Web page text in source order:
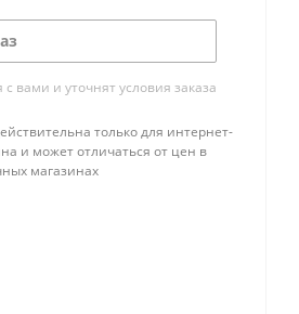
вами и уточнят условия заказа
только для интернет-
и может отличаться от цен в
магазинах